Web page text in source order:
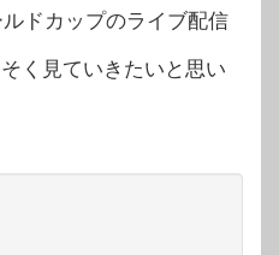
ドカップのライブ配信
く見ていきたいと思い